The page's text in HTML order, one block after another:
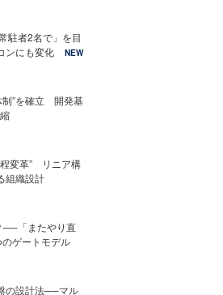
駐者2名で」を目
ンにも変化
NEW
制”を確立 開発基
変革” リニア構
組織設計
──「またやり直
ゲートモデル
の設計法──マル